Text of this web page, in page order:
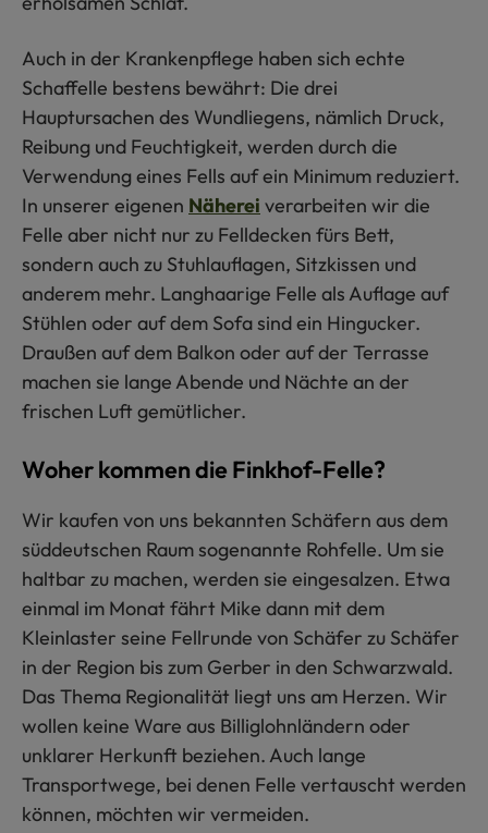
Auch in der Krankenpflege haben sich echte
Schaffelle bestens bewährt: Die drei
Hauptursachen des Wundliegens, nämlich Druck,
Reibung und Feuchtigkeit, werden durch die
Verwendung eines Fells auf ein Minimum reduziert.
In unserer eigenen Näherei verarbeiten wir die
Felle aber nicht nur zu Felldecken fürs Bett,
sondern auch zu Stuhlauflagen, Sitzkissen und
anderem mehr. Langhaarige Felle als Auflage auf
Stühlen oder auf dem Sofa sind ein Hingucker.
Draußen auf dem Balkon oder auf der Terrasse
machen sie lange Abende und Nächte an der
frischen Luft gemütlicher.
Woher kommen die Finkhof-Felle?
Wir kaufen von uns bekannten Schäfern aus dem
süddeutschen Raum sogenannte Rohfelle. Um sie
haltbar zu machen, werden sie eingesalzen. Etwa
einmal im Monat fährt Mike dann mit dem
Kleinlaster seine Fellrunde von Schäfer zu Schäfer
in der Region bis zum Gerber in den Schwarzwald.
Das Thema Regionalität liegt uns am Herzen. Wir
wollen keine Ware aus Billiglohnländern oder
unklarer Herkunft beziehen. Auch lange
Transportwege, bei denen Felle vertauscht werden
können, möchten wir vermeiden.